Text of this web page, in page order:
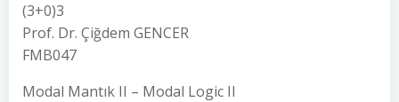
(3+0)3
Prof. Dr. Çiğdem GENCER
FMB047
Modal Mantık II – Modal Logic II